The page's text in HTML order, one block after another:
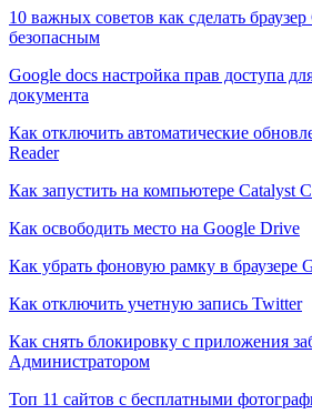
10 важных советов как сделать
безопасным
Google docs настройка прав доступа
документа
Как отключить автоматические
Reader
Как запустить на компьютере Catalyst
Как освободить место на Google Drive
Как убрать фоновую рамку в браузере
Как отключить учетную запись Twitter
Как снять блокировку с приложения
Администратором
Топ 11 сайтов с бесплатными